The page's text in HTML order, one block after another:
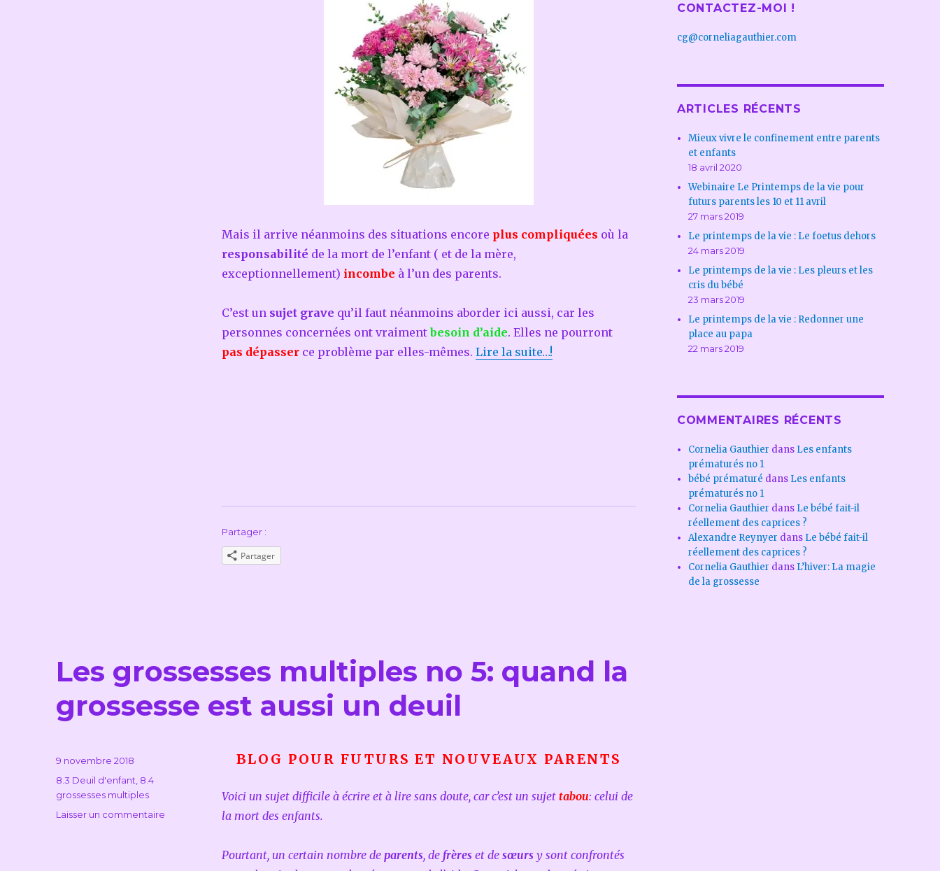
Mais il arrive néanmoins des situations encore plus compliquées où la
responsabilité de la mort de l’enfant ( et de la mère,
exceptionnellement) incombe à l’un des parents.
C’est un sujet grave qu’il faut néanmoins aborder ici aussi, car les
personnes concernées ont vraimentbesoin d’aide. Elles ne pourront
pas dépasserce problème par elles-mêmes. Lire la suite…!
Partager :
Partager
Les grossesses multiples no 5: quand la
grossesse est aussi un deuil
BLOG POUR FUTURS ET NOUVEAUX PARENTS
Voici un sujet difficile à écrire et à lire sans doute, car c’est un sujet tabou: celui de
la mort des enfants.
Pourtant, un certain nombre de parents, de frèreset de sœursy sont confrontés
Publié
9 novembre 2018
Catégories
8.3 Deuil d'enfant 8.4
grossesses multiples
Laisser un commentaire
CONTACTEZ-MOI !
cg@corneliagauthier.com
ARTICLES RÉCENTS
Mieux vivre le confinement entre parents
et enfants
18 avril 2020
Webinaire Le Printemps de la vie pour
futurs parents les 10 et 11 avril
27 mars 2019
Le printemps de la vie : Le foetus dehors
24 mars 2019
Le printemps de la vie : Les pleurs et les
cris du bébé
23 mars 2019
Le printemps de la vie : Redonner une
place au papa
22 mars 2019
COMMENTAIRES RÉCENTS
Cornelia Gauthier dans Les enfants
prématurés no 1
bébé prématuré dans Les enfants
prématurés no 1
Cornelia Gauthier dans Le bébé fait-il
réellement des caprices ?
Alexandre Reynyer dans Le bébé fait-il
réellement des caprices ?
Cornelia Gauthier dans L’hiver: La magie
de la grossesse